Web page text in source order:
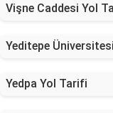
Vişne Caddesi Yol
Yeditepe
Yedpa Yol Tarifi